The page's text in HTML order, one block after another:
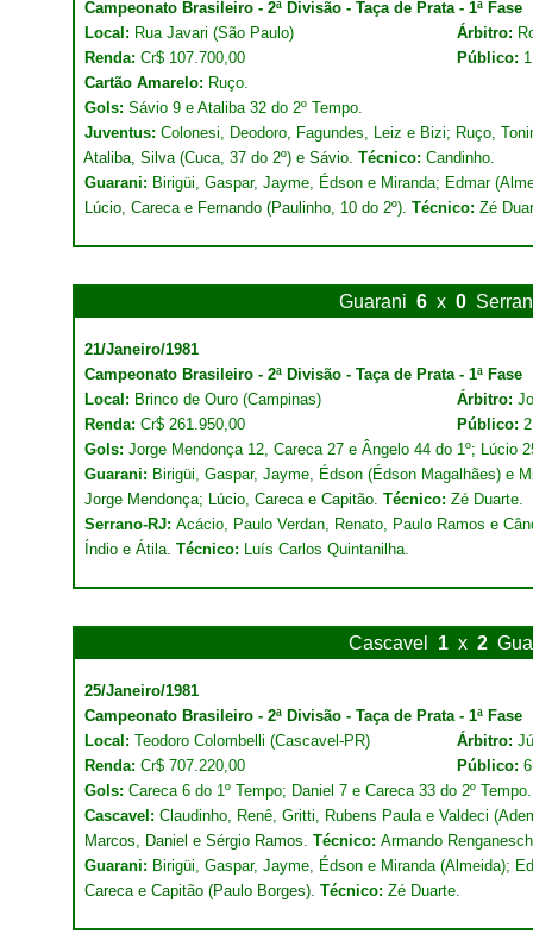
Campeonato Brasileiro - 2ª Divisão - Taça de Prata - 1ª Fase
Local: Rua Javari (São Paulo) Árbitro:
Renda: Cr$ 107.700,00 Público:
Cartão Amarelo: Ruço.
Gols: Sávio 9 e Ataliba 32 do 2º Tempo.
Juventus: Colonesi, Deodoro, Fagundes, Leiz e Bizi; Ruço,
Ataliba, Silva (Cuca, 37 do 2º) e Sávio. Técnico: Candinho.
Guarani: Birigüi, Gaspar, Jayme, Édson e Miranda; Edmar
Lúcio, Careca e Fernando (Paulinho, 10 do 2º). Técnico: Zé
Guarani 6 x 0
21/Janeiro/1981
Campeonato Brasileiro - 2ª Divisão - Taça de Prata - 1ª Fase
Local: Brinco de Ouro (Campinas) Árbitro:
Renda: Cr$ 261.950,00 Público:
Gols: Jorge Mendonça 12, Careca 27 e Ângelo 44 do 1º; Lúcio
Guarani: Birigüi, Gaspar, Jayme, Édson (Édson Magalhães) e
Jorge Mendonça; Lúcio, Careca e Capitão. Técnico: Zé Duarte.
Serrano-RJ: Acácio, Paulo Verdan, Renato, Paulo Ramos e
Índio e Átila. Técnico: Luís Carlos Quintanilha.
Cascavel 1 x 2
25/Janeiro/1981
Campeonato Brasileiro - 2ª Divisão - Taça de Prata - 1ª Fase
Local: Teodoro Colombelli (Cascavel-PR) Árbitro:
Renda: Cr$ 707.220,00 Público:
Gols: Careca 6 do 1º Tempo; Daniel 7 e Careca 33 do 2º Tempo.
Cascavel: Claudinho, Renê, Gritti, Rubens Paula e Valdeci
Marcos, Daniel e Sérgio Ramos. Técnico: Armando
Guarani: Birigüi, Gaspar, Jayme, Édson e Miranda (Almeida);
Careca e Capitão (Paulo Borges). Técnico: Zé Duarte.